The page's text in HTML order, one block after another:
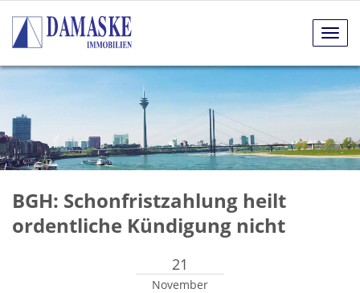
BGH: Schonfristzahlung heilt
ordentliche Kündigung nicht
21
November